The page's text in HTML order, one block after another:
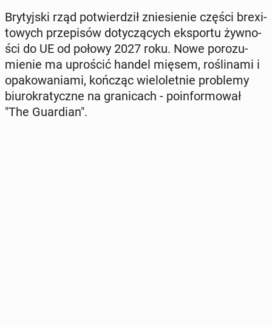
Bry­tyj­ski rząd po­twier­dził znie­sie­nie części bre­xi­
to­wych prze­pi­sów do­ty­czą­cych eks­por­tu żyw­no­
ści do UE od połowy 2027 roku. Nowe po­ro­zu­
mie­nie ma upro­ścić handel mięsem, ro­śli­na­mi i
opa­ko­wa­nia­mi, kończąc wie­lo­let­nie pro­ble­my
biu­ro­kra­tycz­ne na gra­ni­cach - po­in­for­mo­wał
"The Gu­ar­dian".